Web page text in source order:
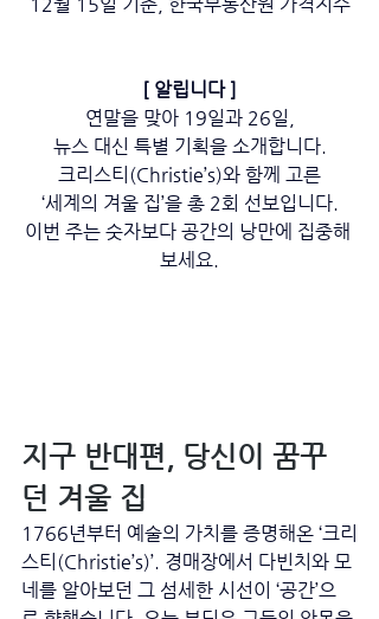
[ 알립니다 ]
연말을 맞아 19일과 26일,
뉴스 대신 특별 기획을 소개합니다.
크리스티(Christie’s)와 함께 고른
‘세계의 겨울 집’을 총 2회 선보입니다.
이번 주는 숫자보다 공간의 낭만에 집중해
보세요.
지구 반대편, 당신이 꿈꾸
던 겨울 집
1766년부터 예술의 가치를 증명해온 ‘크리
스티(Christie’s)’. 경매장에서 다빈치와 모
네를 알아보던 그 섬세한 시선이 ‘공간’으